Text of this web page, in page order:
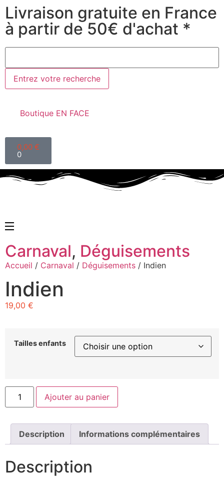
Livraison gratuite en France
à partir de 50€ d'achat *
Boutique EN FACE
0,00 €
0
Carnaval, Déguisements
Accueil / Carnaval / Déguisements / Indien
Indien
19,00 €
Tailles enfants
Ajouter au panier
Description Informations complémentaires
Description